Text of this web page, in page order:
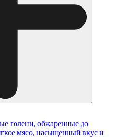
голени, обжаренные до
мясо, насыщенный вкус и